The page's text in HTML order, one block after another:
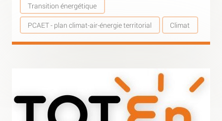
Transition énergétique
PCAET - plan climat-air-énergie territorial Climat